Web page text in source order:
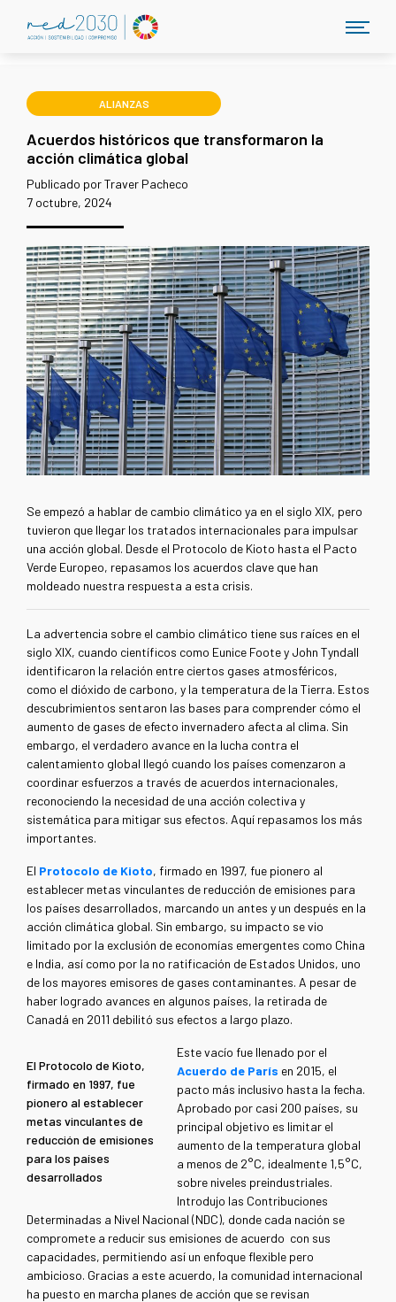
ALIANZAS
Acuerdos históricos que transformaron la
acción climática global
Publicado por Traver Pacheco
7 octubre, 2024
Se empezó a hablar de cambio climático ya en el siglo XIX, pero
tuvieron que llegar los tratados internacionales para impulsar
una acción global. Desde el Protocolo de Kioto hasta el Pacto
Verde Europeo, repasamos los acuerdos clave que han
moldeado nuestra respuesta a esta crisis.
La advertencia sobre el cambio climático tiene sus raíces en el
siglo XIX, cuando científicos como Eunice Foote y John Tyndall
identificaron la relación entre ciertos gases atmosféricos,
como el dióxido de carbono, y la temperatura de la Tierra. Estos
descubrimientos sentaron las bases para comprender cómo el
aumento de gases de efecto invernadero afecta al clima. Sin
embargo, el verdadero avance en la lucha contra el
calentamiento global llegó cuando los países comenzaron a
coordinar esfuerzos a través de acuerdos internacionales,
reconociendo la necesidad de una acción colectiva y
sistemática para mitigar sus efectos. Aquí repasamos los más
importantes.
El Protocolo de Kioto, firmado en 1997, fue pionero al
establecer metas vinculantes de reducción de emisiones para
los países desarrollados, marcando un antes y un después en la
acción climática global. Sin embargo, su impacto se vio
limitado por la exclusión de economías emergentes como China
e India, así como por la no ratificación de Estados Unidos, uno
de los mayores emisores de gases contaminantes. A pesar de
haber logrado avances en algunos países, la retirada de
Canadá en 2011 debilitó sus efectos a largo plazo.
El Protocolo de Kioto,
firmado en 1997, fue
pionero al establecer
metas vinculantes de
reducción de emisiones
para los países
desarrollados
Este vacío fue llenado por el
Acuerdo de París en 2015, el
pacto más inclusivo hasta la fecha.
Aprobado por casi 200 países, su
principal objetivo es limitar el
aumento de la temperatura global
a menos de 2°C, idealmente 1,5°C,
sobre niveles preindustriales.
Introdujo las Contribuciones
Determinadas a Nivel Nacional (NDC), donde cada nación se
compromete a reducir sus emisiones de acuerdo con sus
capacidades, permitiendo así un enfoque flexible pero
ambicioso. Gracias a este acuerdo, la comunidad internacional
ha puesto en marcha planes de acción que se revisan